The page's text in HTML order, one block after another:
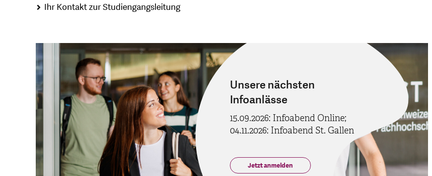
Ihr Kontakt zur Studiengangsleitung
Unsere nächsten
Infoanlässe
15.09.2026: Infoabend Online;
04.11.2026: Infoabend St. Gallen
Jetzt anmelden